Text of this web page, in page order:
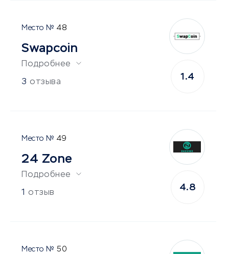
48
Swapcoin
Подробнее
3 отзыва
1.4
49
24 Zone
Подробнее
1 отзыв
4.8
50